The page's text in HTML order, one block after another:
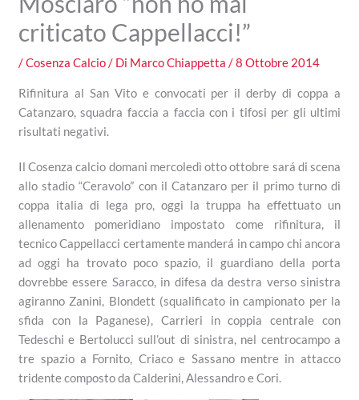
criticato Cappellacci!”
/Cosenza Calcio/ Di Marco Chiappetta/8 Ottobre 2014
Rifinitura al San Vito e convocati per il derby di coppa a
Catanzaro, squadra faccia a faccia con i tifosi per gli ultimi
risultati negativi.
Il Cosenza calcio domani mercoledì otto ottobre sará di scena
allo stadio “Ceravolo” con il Catanzaro per il primo turno di
coppa italia di lega pro, oggi la truppa ha effettuato un
allenamento pomeridiano impostato come rifinitura, il
tecnico Cappellacci certamente manderá in campo chi ancora
ad oggi ha trovato poco spazio, il guardiano della porta
dovrebbe essere Saracco, in difesa da destra verso sinistra
agiranno Zanini, Blondett (squalificato in campionato per la
sfida con la Paganese), Carrieri in coppia centrale con
Tedeschi e Bertolucci sull’out di sinistra, nel centrocampo a
tre spazio a Fornito, Criaco e Sassano mentre in attacco
tridente composto da Calderini, Alessandro e Cori.